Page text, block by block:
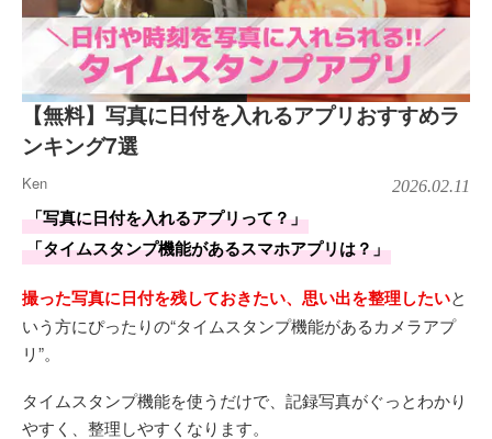
【無料】写真に日付を入れるアプリおすすめラ
ンキング7選
Ken 2026.02.11
「写真に日付を入れるアプリって？」
「タイムスタンプ機能があるスマホアプリは？」
撮った写真に日付を残しておきたい、思い出を整理したいと
いう方にぴったりの“タイムスタンプ機能があるカメラアプ
リ”。
タイムスタンプ機能を使うだけで、記録写真がぐっとわかり
やすく、整理しやすくなります。